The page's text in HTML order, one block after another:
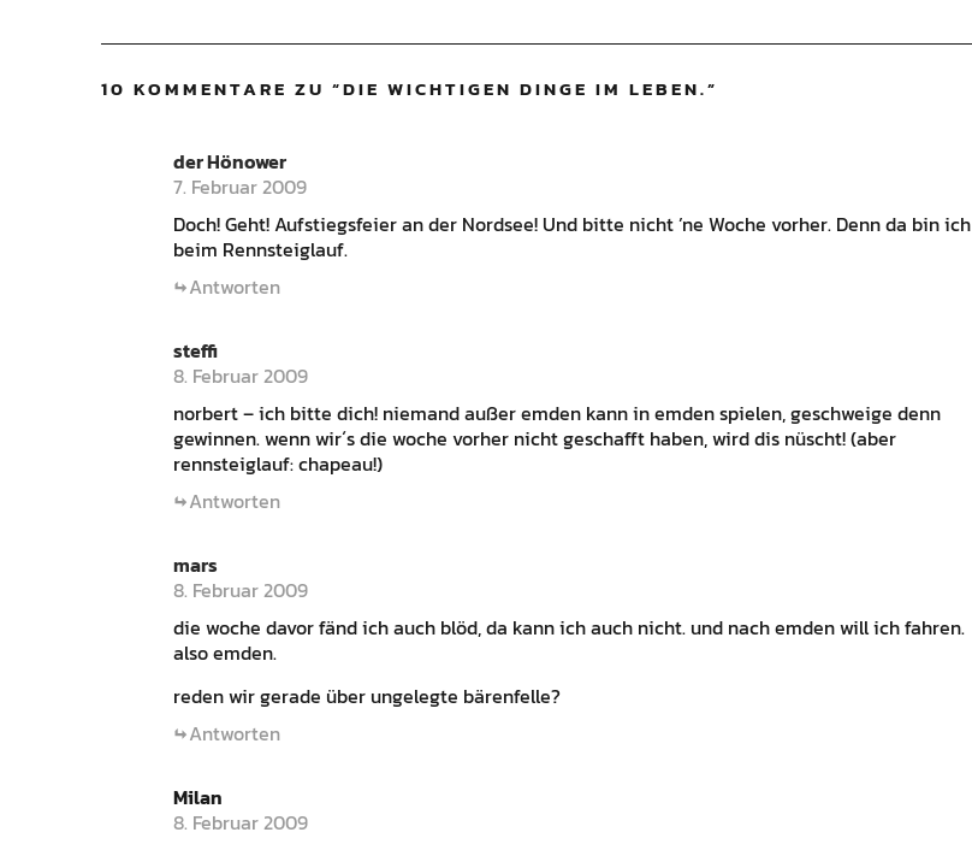
10 KOMMENTARE ZU “DIE WICHTIGEN DINGE IM LEBEN.”
der Hönower
7. Februar 2009
Doch! Geht! Aufstiegsfeier an der Nordsee! Und bitte nicht ’ne Woche vorher. Denn da bin ich
beim Rennsteiglauf.
Antworten
steffi
8. Februar 2009
norbert – ich bitte dich! niemand außer emden kann in emden spielen, geschweige denn
gewinnen. wenn wir´s die woche vorher nicht geschafft haben, wird dis nüscht! (aber
rennsteiglauf: chapeau!)
Antworten
mars
8. Februar 2009
die woche davor fänd ich auch blöd, da kann ich auch nicht. und nach emden will ich fahren.
also emden.
reden wir gerade über ungelegte bärenfelle?
Antworten
Milan
8. Februar 2009